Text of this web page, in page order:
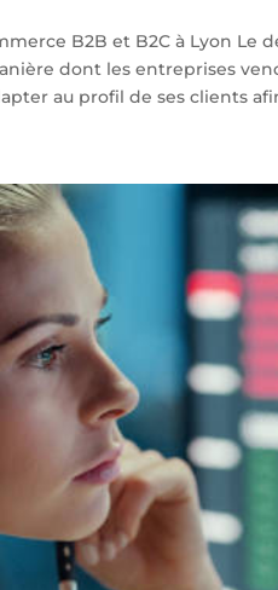
B2B et B2C à Lyon
dont les entreprises
au profil de ses clients